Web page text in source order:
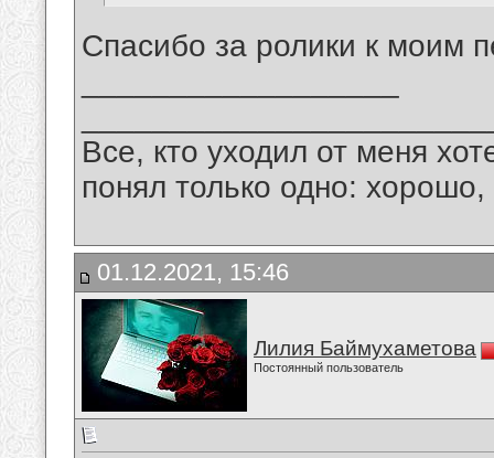
Спасибо за ролики к моим
Все, кто уходил от меня
понял только одно:
01.12.2021, 15:46
Лилия Баймухаметова
Постоянный пользователь